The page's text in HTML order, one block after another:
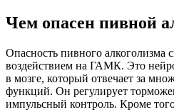
Чем опасен пивной
Опасность пивного алкоголизма
воздействием на ГАМК. Это
в мозге, который отвечает за
функций. Он регулирует
импульсный контроль. Кроме